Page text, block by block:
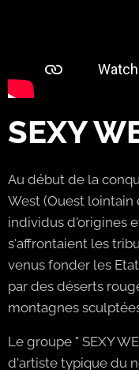
SEXY
Au début de la
West (Ouest lointain
individus d'origines
s'affrontaient les
venus fonder les
par des déserts
montagnes
Le groupe " SEXY
d'artiste typique du